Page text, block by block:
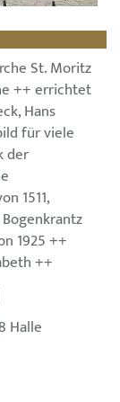
St. Moritz
++ errichtet
Hans
für viele
der
1511,
1925 ++
++
Halle